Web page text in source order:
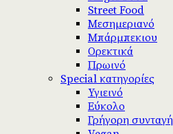
Street Food
Μεσημεριανό
Μπάρμπεκιου
Ορεκτικά
Πρωινό
Special κατηγορίες
Υγιεινό
Εύκολο
Γρήγορη συνταγή